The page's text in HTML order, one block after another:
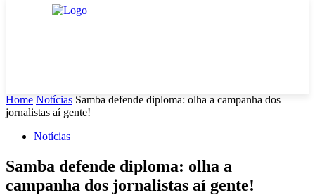
Home Notícias Samba defende diploma: olha a campanha dos
jornalistas aí gente!
Notícias
Samba defende diploma: olha a
campanha dos jornalistas aí gente!